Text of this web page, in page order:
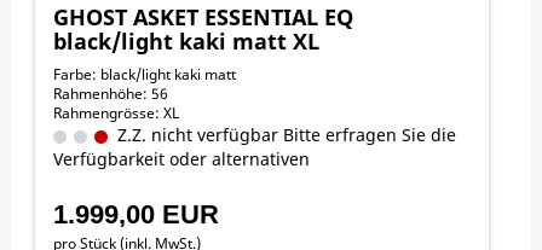
GHOST ASKET ESSENTIAL EQ
black/light kaki matt XL
Farbe: black/light kaki matt
Rahmenhöhe: 56
Rahmengrösse: XL
Z.Z. nicht verfügbar Bitte erfragen Sie die
Verfügbarkeit oder alternativen
1.999,00 EUR
pro Stück (inkl. MwSt.)